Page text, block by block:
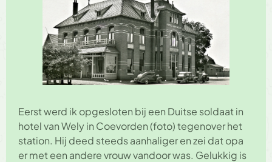
Eerst werd ik opgesloten bij een Duitse soldaat in
hotel van Wely in Coevorden (foto) tegenover het
station. Hij deed steeds aanhaliger en zei dat opa
er met een andere vrouw vandoor was. Gelukkig is